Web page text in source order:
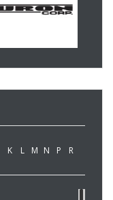
K L M N P
R